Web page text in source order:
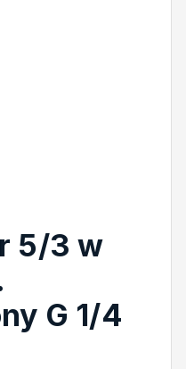
5/3 w
G 1/4